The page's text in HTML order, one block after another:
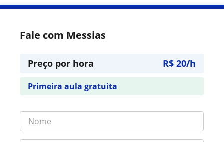
Fale com Messias
Preço por hora R$ 20/h
Primeira aula gratuita